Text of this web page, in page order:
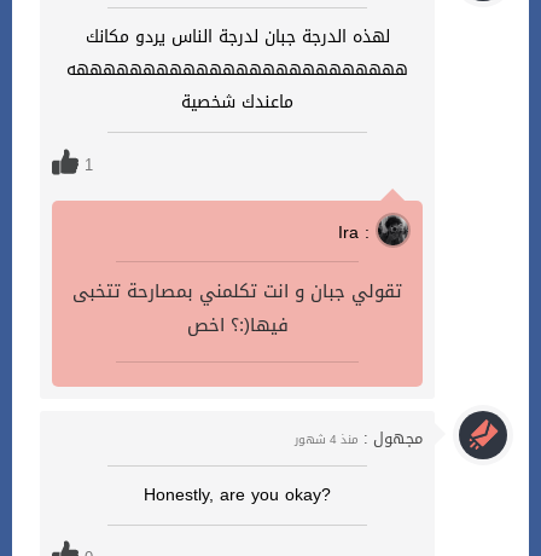
لهذه الدرجة جبان لدرجة الناس يردو مكانك
هههههههههههههههههههههههههه
ماعندك شخصية
1
Ira :
تقولي جبان و انت تكلمني بمصارحة تتخبى
فيها(:؟ اخص
مجهول : منذ 4 شهور
?Honestly, are you okay